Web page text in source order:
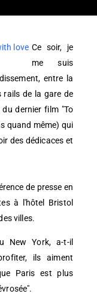
Ce soir, je
me suis
entre la
rails de la gare de
dernier film "To
quand même) qui
des dédicaces et
de presse en
à l'hôtel Bristol
villes.
New York, a-t-il
ils aiment
Paris est plus